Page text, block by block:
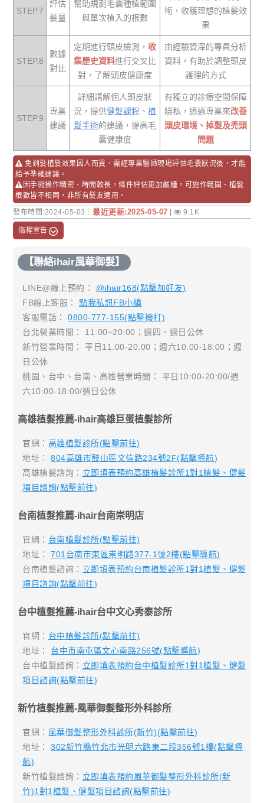
STEP.7
評估
髮量
幫助規劃毛囊種植範圍
與單次植入的根數
術，收穫理想的植髮效
果
STEP.8
數據
對比
定期進行頭皮檢測， 收
集歷史資料進行交叉比
對，了解頭皮健康度
由經驗資深的專員分析
資料，有助於調整頭皮
護理的方式
STEP.9
專業
建議
詳細講解個人頭皮狀
況，提供健髮課程 、 植
髮手術的建議，提高毛
囊健康度
有獨立的診療空間保障
隱私，透過專業來改善
頭皮環境、掉髮及禿頭
問題
免剃髮植髮效果因人而異，需經專業醫師現場評估毛囊狀況後，才能
給予準確建議。
因手術操作精密、時間較長，條件評估更加嚴謹，可施作範圍、植髮
根數皆不相同，非所有髮友適用。
發布時間:2024-05-03｜ 最近更新:2025-05-07 | 9.1K
版權宣告
【聯絡ihair風華御髮】
LINE@線上預約： @ihair168(點擊加好友)
FB線上客服：點我私訊FB小編
客服電話：0800-777-155(點擊撥打)
台北營業時間： 11:00~20:00；週四、週日公休
新竹營業時間： 平日11:00-20:00；週六10:00-18:00；週
日公休
桃園、台中、台南、高雄營業時間： 平日10:00-20:00/週
六10:00-18:00/週日公休
高雄植髮推薦-ihair高雄巨蛋植髮診所
官網： 高雄植髮診所(點擊前往)
地址：804高雄市鼓山區文信路234號2F(點擊導航)
高雄植髮諮詢： 立即填表預約高雄植髮診所1對1植髮、健髮
項目諮詢(點擊前往)
台南植髮推薦-ihair台南崇明店
官網： 台南植髮診所(點擊前往)
地址：701台南市東區崇明路377-1號2樓(點擊導航)
台南植髮諮詢： 立即填表預約台南植髮診所1對1植髮、健髮
項目諮詢(點擊前往)
台中植髮推薦-ihair台中文心秀泰診所
官網： 台中植髮診所(點擊前往)
地址： 台中市南屯區文心南路256號(點擊導航)
台中植髮諮詢： 立即填表預約台中植髮診所1對1植髮、健髮
項目諮詢(點擊前往)
新竹植髮推薦-風華御髮整形外科診所
官網： 風華御髮整形外科診所(新竹)(點擊前往)
地址：302新竹縣竹北市光明六路東二段356號1樓(點擊導
航)
新竹植髮諮詢： 立即填表預約風華御髮整形外科診所(新
竹)1對1植髮、健髮項目諮詢(點擊前往)